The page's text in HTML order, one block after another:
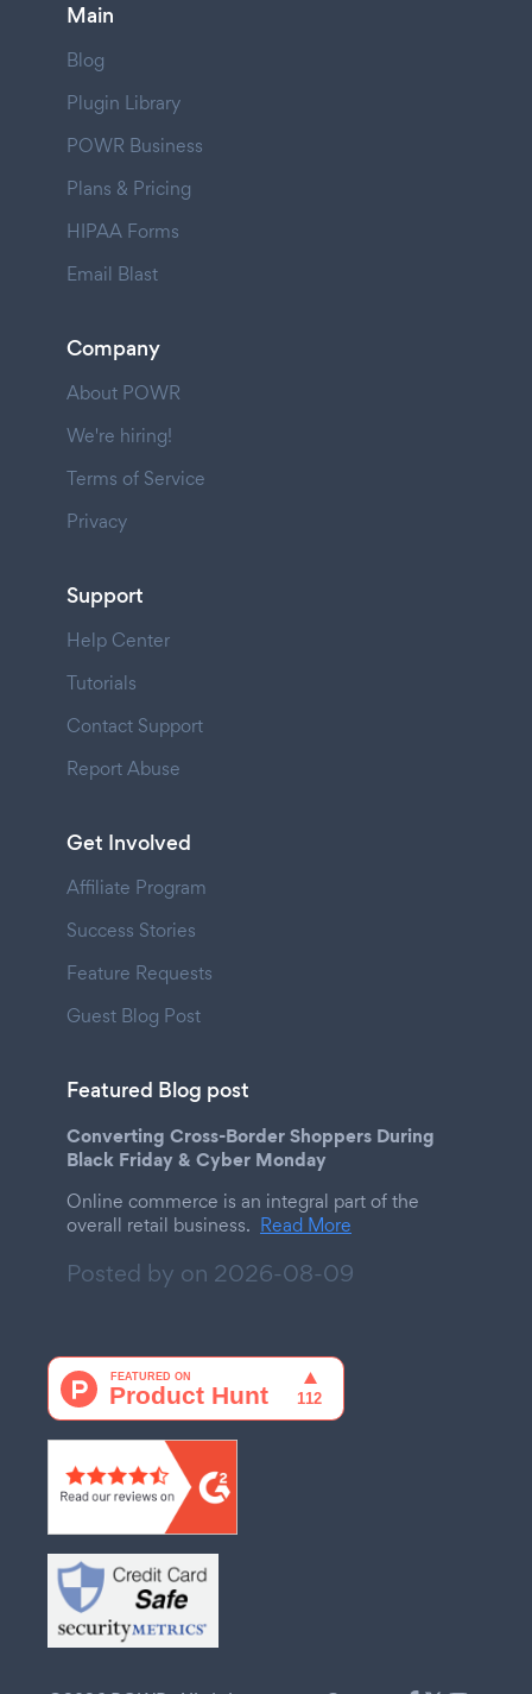
Main
Blog
Plugin Library
POWR Business
Plans & Pricing
HIPAA Forms
Email Blast
Company
About POWR
We're hiring!
Terms of Service
Privacy
Support
Help Center
Tutorials
Contact Support
Report Abuse
Get Involved
Affiliate Program
Success Stories
Feature Requests
Guest Blog Post
Featured Blog post
Converting Cross-Border Shoppers During
Black Friday & Cyber Monday
Online commerce is an integral part of the
overall retail business. Read More
Posted by on 2026-08-09